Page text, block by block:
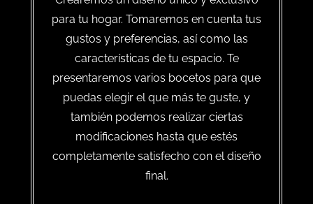
para tu hogar. Tomaremos en cuenta tus
gustos y preferencias, así como las
características de tu espacio. Te
presentaremos varios bocetos para que
puedas elegir el que más te guste, y
también podemos realizar ciertas
modificaciones hasta que estés
completamente satisfecho con el diseño
final.